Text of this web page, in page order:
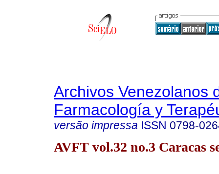
Archivos Venezolanos
Farmacología y
versão impressa ISSN 0798-
AVFT vol.32 no.3 Caracas